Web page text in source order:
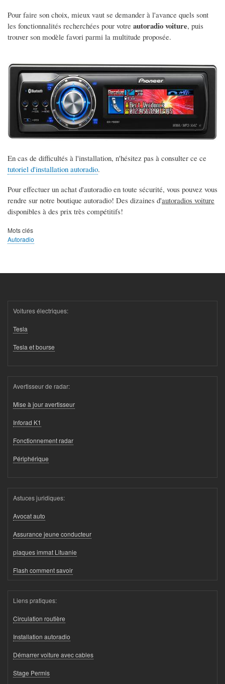
Pour faire son choix, mieux vaut se demander à l'avance quels sont
les fonctionnalités recherchées pour votre autoradio voiture, puis
trouver son modèle favori parmi la multitude proposée.
En cas de difficultés à l'installation, n'hésitez pas à consulter ce ce
tutoriel d'installation autoradio.
Pour effectuer un achat d'autoradio en toute sécurité, vous pouvez vous
rendre sur notre boutique autoradio! Des dizaines d'autoradios voiture
disponibles à des prix très compétitifs!
Mots clés
Autoradio
Voitures électriques:
Tesla
Tesla et bourse
Avertisseur de radar:
Mise à jour avertisseur
Inforad K1
Fonctionnement radar
Périphérique
Astuces juridiques:
Avocat auto
Assurance jeune conducteur
plaques immat Lituanie
Flash comment savoir
Liens pratiques:
Circulation routière
Installation autoradio
Démarrer voiture avec cables
Stage Permis